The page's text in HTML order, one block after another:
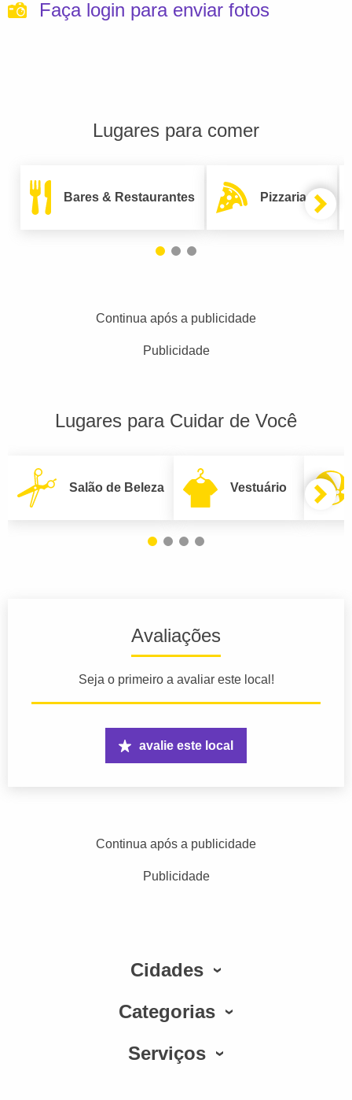
Faça login para enviar fotos
Lugares para comer
Bares & Restaurantes Pizzarias
Continua após a publicidade
Publicidade
Lugares para Cuidar de Você
Salão de Beleza Vestuário
Avaliações
Seja o primeiro a avaliar este local!
avalie este local
Continua após a publicidade
Publicidade
Cidades
Categorias
Serviços